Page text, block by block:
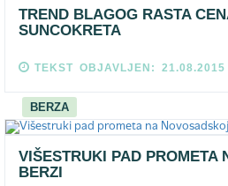
TREND BLAGOG RASTA
SUNCOKRETA
TEKST OBJAVLJEN:
BERZA
VIŠESTRUKI PAD PROMETA
BERZI